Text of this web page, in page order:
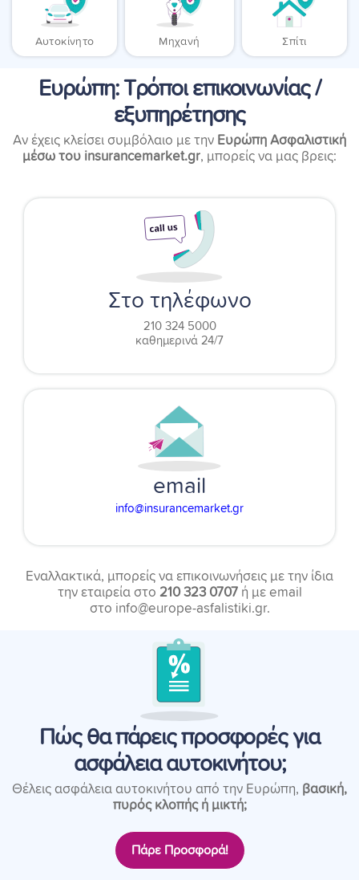
Αυτοκίνητο Μηχανή Σπίτι
Ευρώπη: Τρόποι επικοινωνίας /
εξυπηρέτησης
Αν έχεις κλείσει συμβόλαιο με την Ευρώπη Ασφαλιστική
μέσω του insurancemarket.gr, μπορείς να μας βρεις:
Στο τηλέφωνο
210 324 5000
καθημερινά 24/7
email
info@insurancemarket.gr
Εναλλακτικά, μπορείς να επικοινωνήσεις με την ίδια
την εταιρεία στο 210 323 0707ή με email
στο info@europe-asfalistiki.gr.
Πώς θα πάρεις προσφορές για
ασφάλεια αυτοκινήτου;
Θέλεις ασφάλεια αυτοκινήτου από την Ευρώπη, βασική,
πυρός κλοπής ή μικτή;
Πάρε Προσφορά!